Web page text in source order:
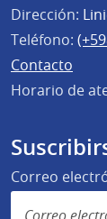
Dirección:
Teléfono:
Contacto
Horario de
Correo